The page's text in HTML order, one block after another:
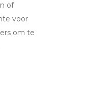
of
voor
om te